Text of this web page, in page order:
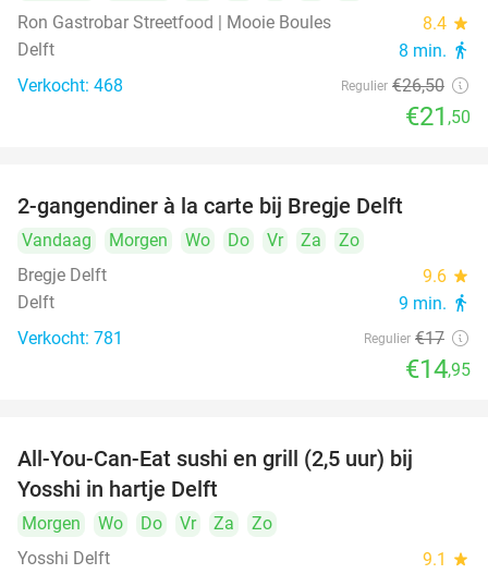
Ron Gastrobar Streetfood | Mooie Boules 8.4 star
Delft 8 min. directions_walk
Verkocht: 468 Regulier €26,50
€21 ,50
2-gangendiner à la carte bij Bregje Delft
Vandaag Morgen Wo Do Vr Za
Zo
Bregje Delft
9.6 star
Delft 9 min. directions_walk
Verkocht: 781 Regulier €17
€14,95
All-You-Can-Eat sushi en grill (2,5 uur) bij
Yosshi in hartje Delft
Morgen Wo Do Vr Za
Zo
Yosshi Delft
9.1 star